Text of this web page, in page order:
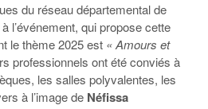
du réseau départemental de
l’événement, qui propose cette
le thème 2025 est « Amours et
professionnels ont été conviés à
les salles polyvalentes, les
à l’image de Néfissa